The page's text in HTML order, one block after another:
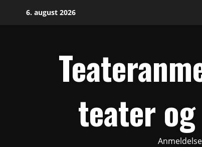
6. august 2026
teater